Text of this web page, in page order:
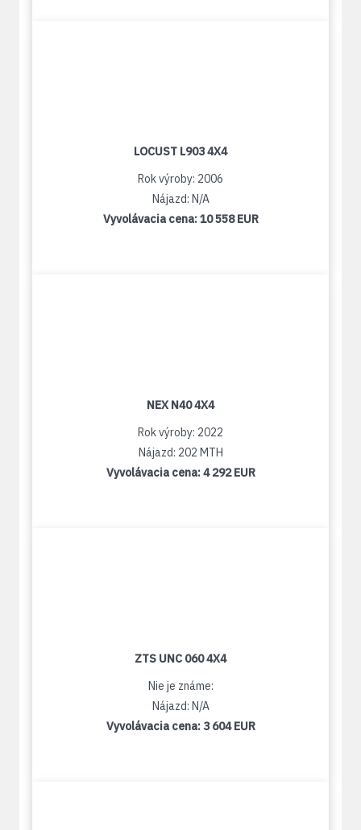
LOCUST L903 4X4
Rok výroby: 2006
Nájazd: N/A
Vyvolávacia cena:10 558 EUR
NEX N40 4X4
Rok výroby: 2022
Nájazd: 202 MTH
Vyvolávacia cena:4 292 EUR
ZTS UNC 060 4X4
Nie je známe:
Nájazd: N/A
Vyvolávacia cena: 3 604 EUR